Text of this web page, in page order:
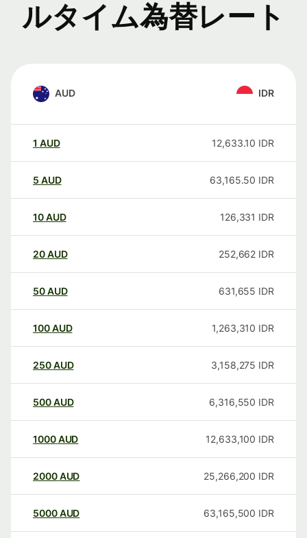
ルタイム為替レート
AUD IDR
1 AUD 12,633.10 IDR
5 AUD 63,165.50 IDR
10AUD 126,331 IDR
20AUD 252,662 IDR
50AUD 631,655 IDR
100AUD 1,263,310 IDR
250AUD 3,158,275 IDR
500AUD 6,316,550 IDR
1000AUD 12,633,100 IDR
2000AUD 25,266,200 IDR
5000AUD 63,165,500 IDR